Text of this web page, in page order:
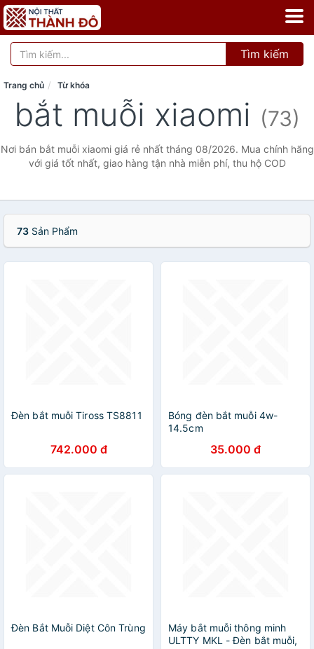
Tìm kiếm
Trang chủ Từ khóa
bắt muỗi xiaomi (73)
Nơi bán bắt muỗi xiaomi giá rẻ nhất tháng 08/2026. Mua chính hãng
với giá tốt nhất, giao hàng tận nhà miễn phí, thu hộ COD
73 Sản Phẩm
Đèn bắt muỗi Tiross TS8811
742.000 đ
Bóng đèn bắt muỗi 4w-
14.5cm
35.000 đ
Đèn Bắt Muỗi Diệt Côn Trùng
Máy bắt muỗi thông minh
ULTTY MKL - Đèn bắt muỗi,